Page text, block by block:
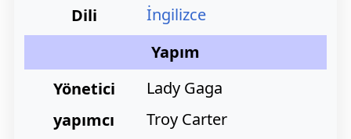
Dili
İngilizce
Yapım
Yönetici
yapımcı
Lady Gaga
Troy Carter